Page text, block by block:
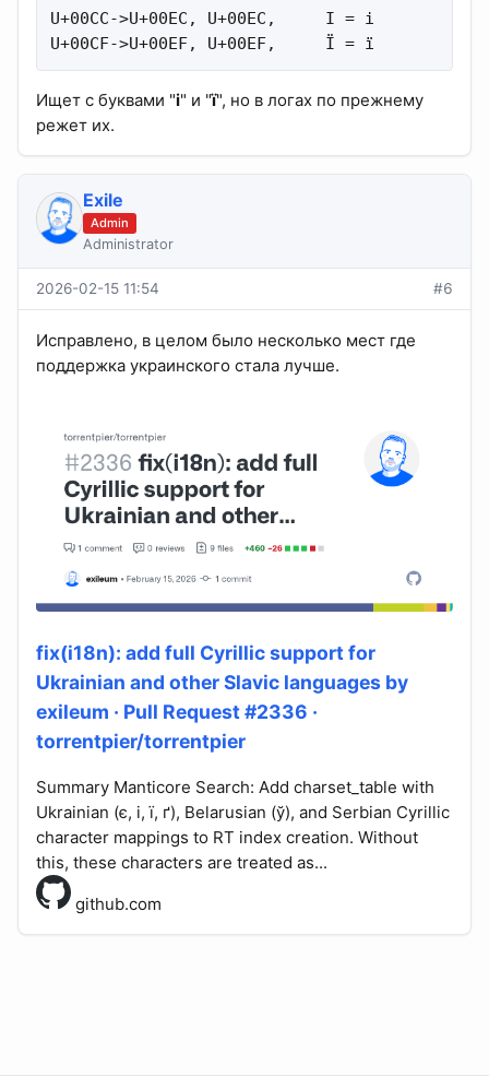
U+00CC->U+00EC, U+00EC,     І = і
U+00CF->U+00EF, U+00EF,     Ї = ї
Ищет с буквами "і" и "ї", но в логах по прежнему
режет их.
Exile
Admin
Administrator
2026-02-15 11:54 #6
Исправлено, в целом было несколько мест где
поддержка украинского стала лучше.
fix(i18n): add full Cyrillic support for
Ukrainian and other Slavic languages by
exileum · Pull Request #2336 ·
torrentpier/torrentpier
Summary Manticore Search: Add charset_table with
Ukrainian (є, і, ї, ґ), Belarusian (ў), and Serbian Cyrillic
character mappings to RT index creation. Without
this, these characters are treated as...
github.com